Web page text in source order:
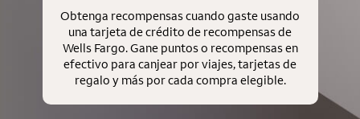
Obtenga recompensas cuando gaste usando
una tarjeta de crédito de recompensas de
Wells Fargo. Gane puntos o recompensas en
efectivo para canjear por viajes, tarjetas de
regalo y más por cada compra elegible.